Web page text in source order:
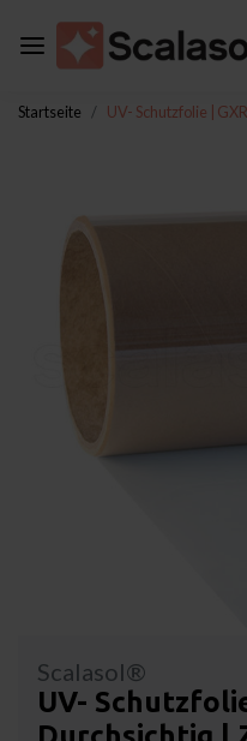
Startseite UV- Schutzfolie |
Scalasol®
UV-